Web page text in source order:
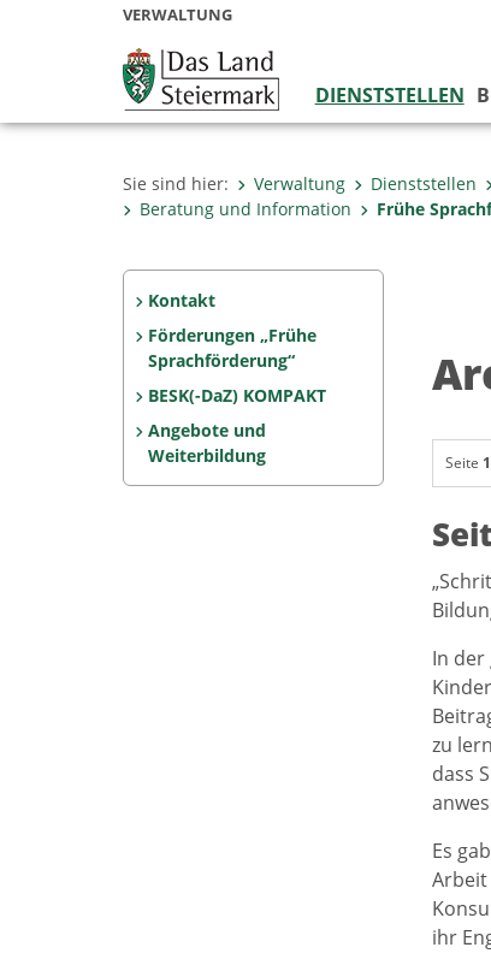
VERWALTUNG
DIENSTSTELLEN
Sie sind hier: Verwaltung Dienststellen
Beratung und Information
Frühe
Kontakt
Förderungen „Frühe
Sprachförderung“
BESK(-DaZ) KOMPAKT
Angebote und
Weiterbildung
Seite 1
In
zu
dass
Es
ihr